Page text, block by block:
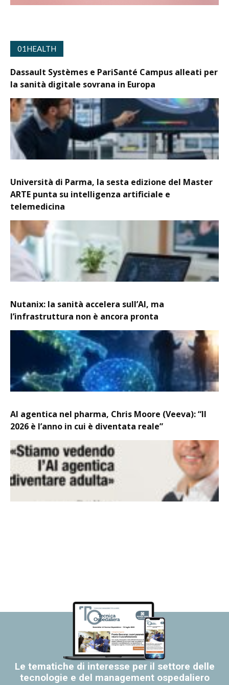
01HEALTH
Dassault Systèmes e PariSanté Campus alleati per
la sanità digitale sovrana in Europa
Università di Parma, la sesta edizione del Master
ARTE punta su intelligenza artificiale e
telemedicina
Nutanix: la sanità accelera sull’AI, ma
l’infrastruttura non è ancora pronta
AI agentica nel pharma, Chris Moore (Veeva): “Il
2026 è l’anno in cui è diventata reale”
Le tematiche di interesse per il settore delle
tecnologie e del management ospedaliero